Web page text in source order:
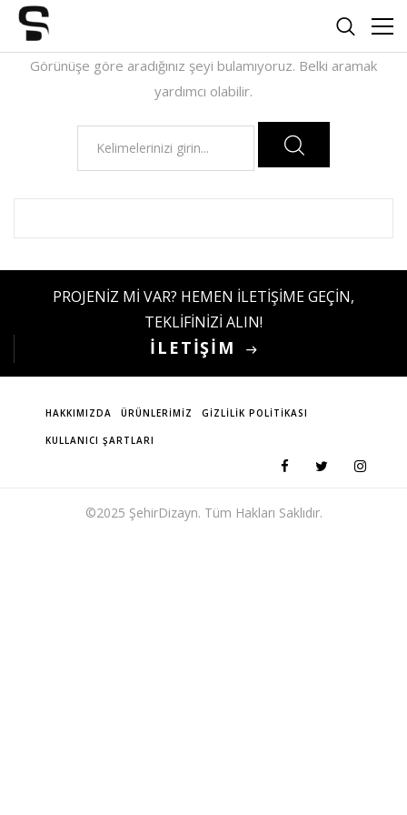
Görünüşe göre aradığınız şeyi bulamıyoruz. Belki aramak
yardımcı olabilir.
PROJENİZ Mİ VAR? HEMEN İLETİŞİME GEÇİN,
TEKLİFİNİZİ ALIN!
İLETİŞİM
HAKKIMIZDA ÜRÜNLERIMIZ GIZLILIK POLITIKASI
KULLANICI ŞARTLARI
©2025 ŞehirDizayn. Tüm Hakları Saklıdır.